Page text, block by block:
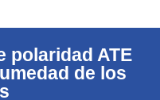
polaridad ATE
de los